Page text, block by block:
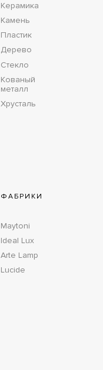
Керамика
Камень
Пластик
Дерево
Стекло
Кованый
металл
Хрусталь
ФАБРИКИ
Maytoni
Ideal Lux
Arte Lamp
Lucide